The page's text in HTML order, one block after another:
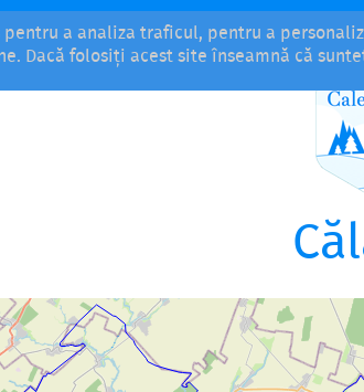
a analiza traficul, pentru a
Dacă folosiți acest site înseamnă că